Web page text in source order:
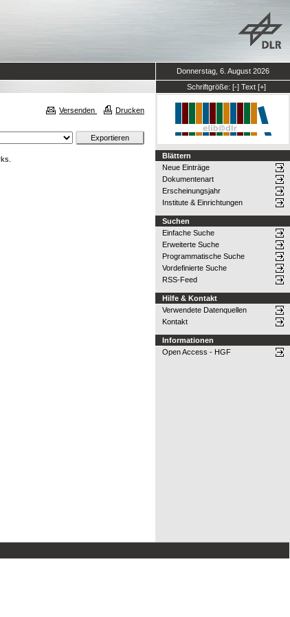
Donnerstag, 6. August 2026
Schriftgröße: [-] Text [+]
Versenden Drucken
Blättern
Neue Einträge
Dokumentenart
Erscheinungsjahr
Institute & Einrichtungen
Suchen
Einfache Suche
Erweiterte Suche
Programmatische Suche
Vordefinierte Suche
RSS-Feed
Hilfe & Kontakt
Verwendete Datenquellen
Kontakt
Informationen
Open Access - HGF